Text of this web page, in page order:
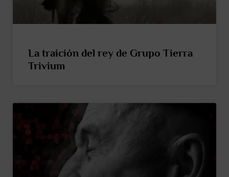
La traición del rey de Grupo Tierra
Trivium